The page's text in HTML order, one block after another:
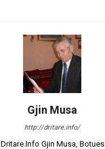
Gjin Musa
http://dritare.info/
Dritare.Info Gjin Musa, Botues